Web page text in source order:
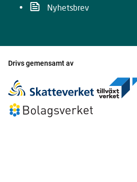
Nyhetsbrev
Drivs gemensamt av